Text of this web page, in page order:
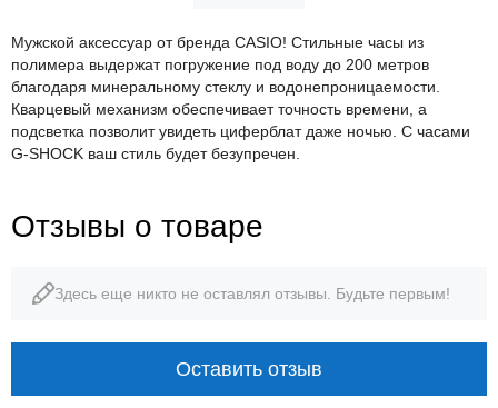
Мужской аксессуар от бренда CASIO! Стильные часы из
полимера выдержат погружение под воду до 200 метров
благодаря минеральному стеклу и водонепроницаемости.
Кварцевый механизм обеспечивает точность времени, а
подсветка позволит увидеть циферблат даже ночью. С часами
G-SHOCK ваш стиль будет безупречен.
Отзывы о товаре
Здесь еще никто не оставлял отзывы. Будьте первым!
Оставить отзыв